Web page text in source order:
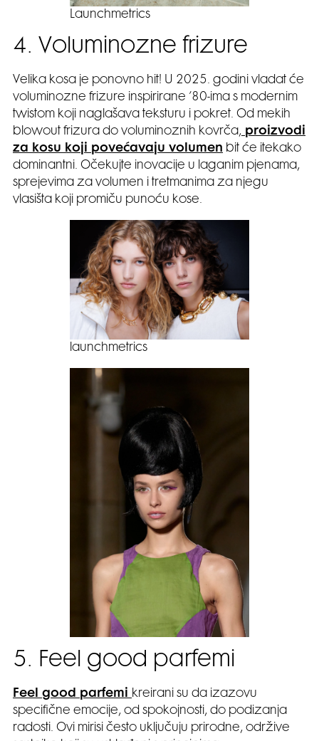
Launchmetrics
4. Voluminozne frizure
Velika kosa je ponovno hit! U 2025. godini vladat će
voluminozne frizure inspirirane ’80-ima s modernim
twistom koji naglašava teksturu i pokret. Od mekih
blowout frizura do voluminoznih kovrča, proizvodi
za kosu koji povećavaju volumen bit će itekako
dominantni. Očekujte inovacije u laganim pjenama,
sprejevima za volumen i tretmanima za njegu
vlasišta koji promiču punoću kose.
launchmetrics
5. Feel good parfemi
Feel good parfemi
kreirani su da izazovu
specifične emocije, od spokojnosti, do podizanja
radosti. Ovi mirisi često uključuju prirodne, održive